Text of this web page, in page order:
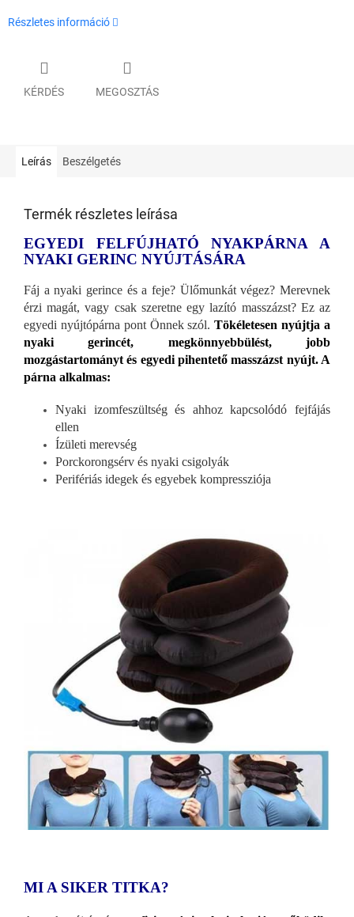
Részletes információ
KÉRDÉS MEGOSZTÁS
Leírás Beszélgetés
Termék részletes leírása
EGYEDI FELFÚJHATÓ NYAKPÁRNA A
NYAKI GERINC NYÚJTÁSÁRA
Fáj a nyaki gerince és a feje? Ülőmunkát végez? Merevnek
érzi magát, vagy csak szeretne egy lazító masszázst? Ez az
egyedi nyújtópárna pont Önnek szól. Tökéletesen nyújtja a
nyaki gerincét, megkönnyebbülést, jobb
mozgástartományt és egyedi pihentető masszázst nyújt. A
párna alkalmas:
Nyaki izomfeszültség és ahhoz kapcsolódó fejfájás
ellen
Ízületi merevség
Porckorongsérv és nyaki csigolyák
Perifériás idegek és egyebek kompressziója
MI A SIKER TITKA?